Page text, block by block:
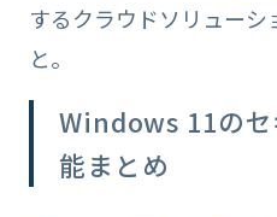
するクラウドソリュー
と。
Windows 11の
能まとめ